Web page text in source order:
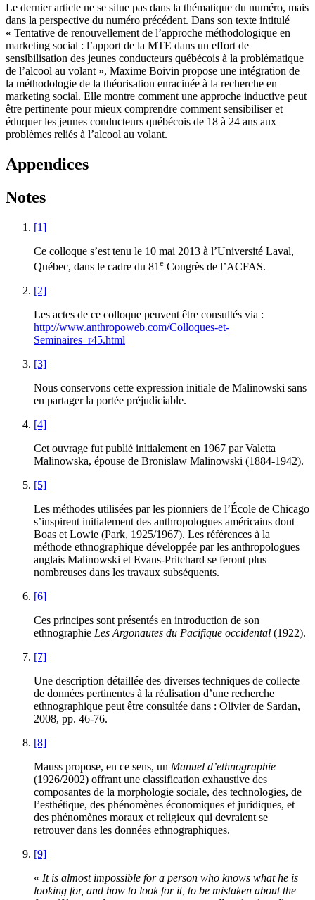
Le dernier article ne se situe pas dans la thématique du numéro, mais
dans la perspective du numéro précédent. Dans son texte intitulé
« Tentative de renouvellement de l’approche méthodologique en
marketing social : l’apport de la MTE dans un effort de
sensibilisation des jeunes conducteurs québécois à la problématique
de l’alcool au volant », Maxime Boivin propose une intégration de
la méthodologie de la théorisation enracinée à la recherche en
marketing social. Elle montre comment une approche inductive peut
être pertinente pour mieux comprendre comment sensibiliser et
éduquer les jeunes conducteurs québécois de 18 à 24 ans aux
problèmes reliés à l’alcool au volant.
Appendices
Notes
[1]
Ce colloque s’est tenu le 10 mai 2013 à l’Université Laval,
Québec, dans le cadre du 81 e Congrès de l’ACFAS.
[2]
Les actes de ce colloque peuvent être consultés via :
http://www.anthropoweb.com/Colloques-et-
Seminaires_r45.html
[3]
Nous conservons cette expression initiale de Malinowski sans
en partager la portée préjudiciable.
[4]
Cet ouvrage fut publié initialement en 1967 par Valetta
Malinowska, épouse de Bronislaw Malinowski (1884-1942).
[5]
Les méthodes utilisées par les pionniers de l’École de Chicago
s’inspirent initialement des anthropologues américains dont
Boas et Lowie (Park, 1925/1967). Les références à la
méthode ethnographique développée par les anthropologues
anglais Malinowski et Evans-Pritchard se feront plus
nombreuses dans les travaux subséquents.
[6]
Ces principes sont présentés en introduction de son
ethnographie Les Argonautes du Pacifique occidental (1922).
[7]
Une description détaillée des diverses techniques de collecte
de données pertinentes à la réalisation d’une recherche
ethnographique peut être consultée dans : Olivier de Sardan,
2008, pp. 46-76.
[8]
Mauss propose, en ce sens, un Manuel d’ethnographie
(1926/2002) offrant une classification exhaustive des
composantes de la morphologie sociale, des technologies, de
l’esthétique, des phénomènes économiques et juridiques, et
des phénomènes moraux et religieux qui devraient se
retrouver dans les données ethnographiques.
[9]
« It is almost impossible for a person who knows what he is
looking for, and how to look for it, to be mistaken about the